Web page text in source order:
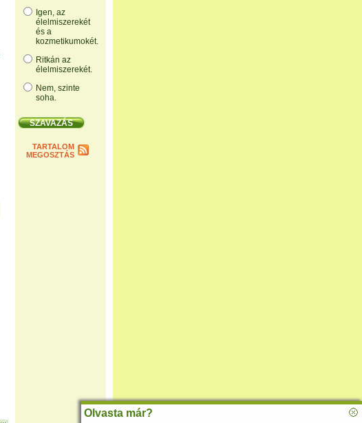
Igen, az
élelmiszerekét
és a
kozmetikumokét.
Ritkán az
élelmiszerekét.
Nem, szinte
soha.
TARTALOM
MEGOSZTÁS
Olvasta már?